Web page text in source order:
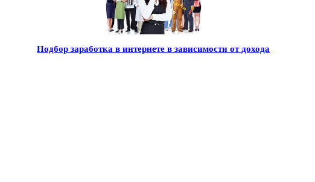
Подбор заработка в интернете в зависимости от дохода